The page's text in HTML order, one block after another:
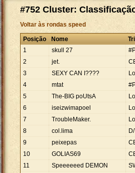
#752 Cluster:
Voltar às rondas speed
Posição Nome
1
skull 27
2
jet.
3
SEXY CAN I????
4
mtat
5
The-BIG poUtsA
6
iseizwimapoel
7
TroubleMaker.
8
col.lima
9
peixepas
10
GOLIAS69
11
Speeeeeed DEMON